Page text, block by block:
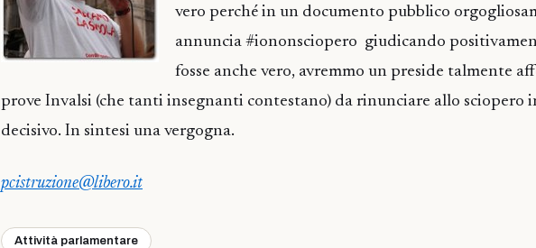
vero perché in un documento pubblico
annuncia #iononsciopero giudicando
fosse anche vero, avremmo un preside talmente
prove Invalsi (che tanti insegnanti contestano) da rinunciare allo sciopero
decisivo. In sintesi una vergogna.
pcistruzione@libero.it
Attività parlamentare